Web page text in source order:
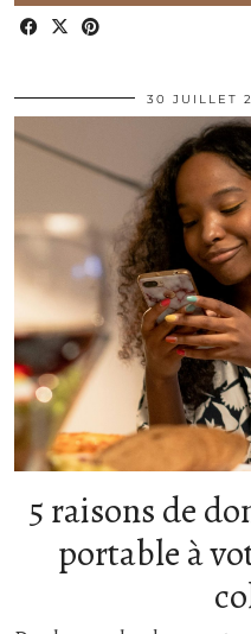
30 JUILLET
5 raisons de
portable à